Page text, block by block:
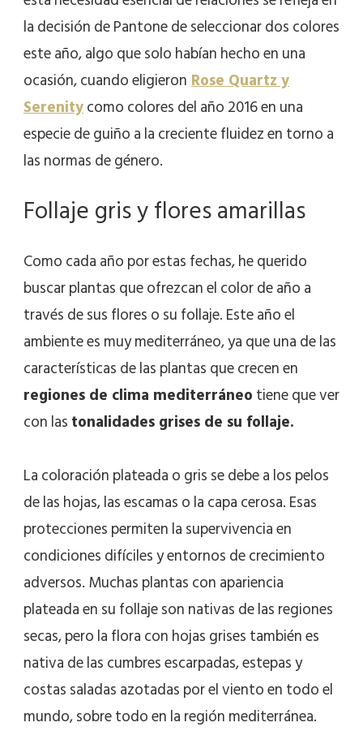
la decisión de Pantone de seleccionar dos colores
este año, algo que solo habían hecho en una
ocasión, cuando eligieronRose Quartz y
Serenitycomo colores del año 2016 en una
especie de guiño a la creciente fluidez en torno a
las normas de género.
Follaje gris y flores amarillas
Como cada año por estas fechas, he querido
buscar plantas que ofrezcan el color de año a
través de sus flores o su follaje. Este año el
ambiente es muy mediterráneo, ya que una de las
características de las plantas que crecen en
regiones de clima mediterráneotiene que ver
con lastonalidades grises de su follaje.
La coloración plateada o gris se debe a los pelos
de las hojas, las escamas o la capa cerosa. Esas
protecciones permiten la supervivencia en
condiciones difíciles y entornos de crecimiento
adversos. Muchas plantas con apariencia
plateada en su follaje son nativas de las regiones
secas, pero la flora con hojas grises también es
nativa de las cumbres escarpadas, estepas y
costas saladas azotadas por el viento en todo el
mundo, sobre todo en la región mediterránea.